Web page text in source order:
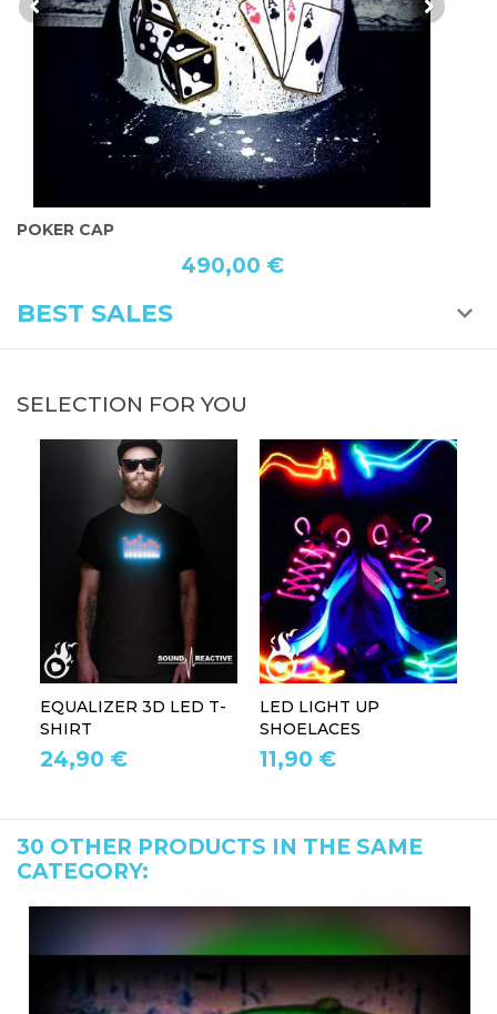
POKER CAP
490,00 €
BEST SALES
SELECTION FOR YOU
EQUALIZER 3D LED T-
SHIRT
24,90 €
LED LIGHT UP
SHOELACES
11,90 €
30 OTHER PRODUCTS IN THE SAME
CATEGORY: